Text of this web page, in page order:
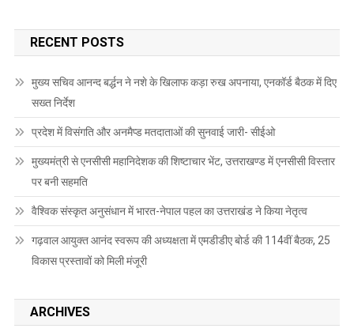
RECENT POSTS
मुख्य सचिव आनन्द बर्द्धन ने नशे के खिलाफ कड़ा रुख अपनाया, एनकॉर्ड बैठक में दिए
सख्त निर्देश
प्रदेश में विसंगति और अनमैप्ड मतदाताओं की सुनवाई जारी- सीईओ
मुख्यमंत्री से एनसीसी महानिदेशक की शिष्टाचार भेंट, उत्तराखण्ड में एनसीसी विस्तार
पर बनी सहमति
वैश्विक संस्कृत अनुसंधान में भारत-नेपाल पहल का उत्तराखंड ने किया नेतृत्व
गढ़वाल आयुक्त आनंद स्वरूप की अध्यक्षता में एमडीडीए बोर्ड की 114वीं बैठक, 25
विकास प्रस्तावों को मिली मंजूरी
ARCHIVES